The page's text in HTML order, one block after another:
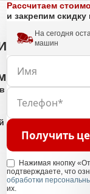
Рассчитаем
и закрепим скидку
На сегодня
машин
Получить
Нажимая кнопку
подтверждаете, что
обработки
их.